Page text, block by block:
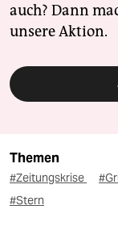
auch? Dann
unsere Aktion.
Themen
#Zeitungskrise
#Stern